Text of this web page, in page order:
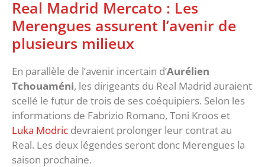
Real Madrid Mercato : Les
Merengues assurent l’avenir de
plusieurs milieux
En parallèle de l’avenir incertain d’Aurélien
Tchouaméni, les dirigeants du Real Madrid auraient
scellé le futur de trois de ses coéquipiers. Selon les
informations de Fabrizio Romano, Toni Kroos et
Luka Modric devraient prolonger leur contrat au
Real. Les deux légendes seront donc Merengues la
saison prochaine.